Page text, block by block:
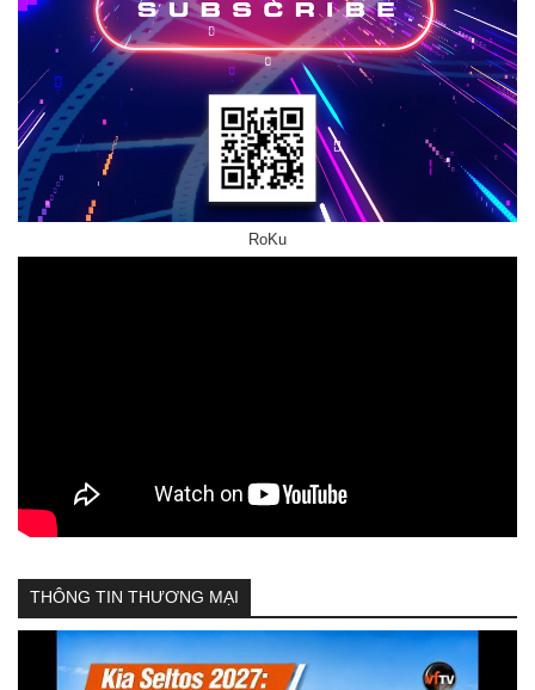
RoKu
THÔNG TIN THƯƠNG MẠI